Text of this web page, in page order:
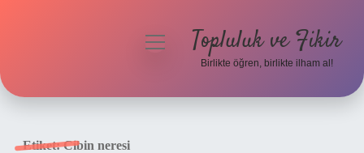
menüyüTopluluk ve Fikir
Birlikte öğren, birlikte ilham al!
Etiket:Cibin neresi